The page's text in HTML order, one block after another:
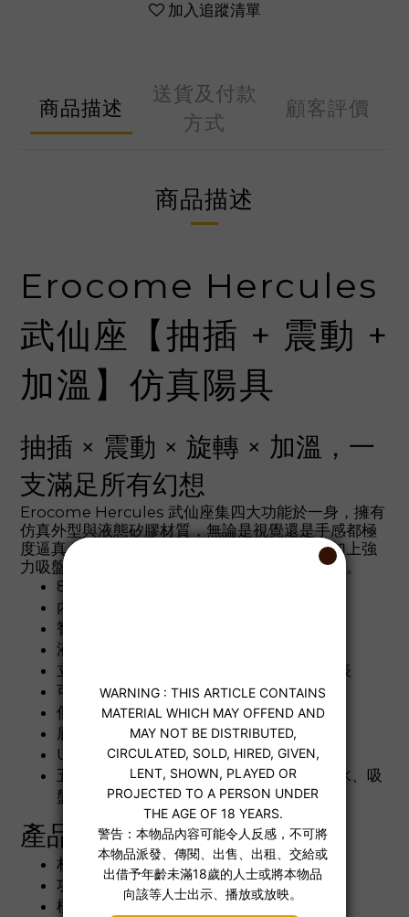
加入追蹤清單
商品描述
送貨及付款
方式
顧客評價
商品描述
Erocome Hercules
武仙座【抽插 + 震動 +
加溫】仿真陽具
抽插 × 震動 × 旋轉 × 加溫，一
支滿足所有幻想
Erocome Hercules 武仙座集四大功能於一身，擁有
仿真外型與液態矽膠材質，無論是視覺還是手感都極
度逼真。從旋轉抽插、震動節奏到智能加溫，加上強
力吸盤與靜音馬達，為您打造沉浸式的快感體驗。
8 種震動與抽插節奏，感受多元刺激
內建旋轉脈動功能，深層剌激 G 點或 P 點
智慧加溫系統，模擬人體溫度不冰冷
液態矽膠材質，柔軟彈性手感如真人肌膚
立體雕刻：血管、皺摺、龜頭，仿真度爆表
可插入長度：16 公分 | 直徑：3.5 公分
低噪音靜音設計，私密空間更安心
底部吸盤設計，解放雙手，穩固不滑動
USB 充電，全機防水，清潔方便
五大實用細節：安全、穩定、可充電、防水、吸
盤
產品規格
材質：液態矽膠 + ABS
功能：抽插、震動、旋轉、加溫
模式：8 段節奏